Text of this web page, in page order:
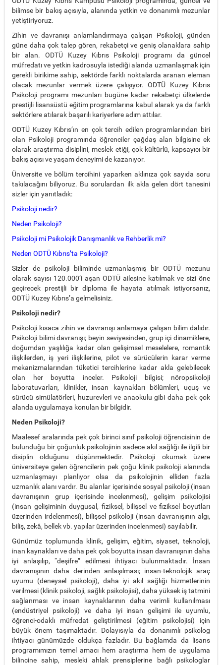
bilimse bir bakış açısıyla, alanında yetkin ve donanımlı mezunlar
yetiştiriyoruz.
Zihin ve davranışı anlamlandırmaya çalışan Psikoloji, günden
güne daha çok talep gören, rekabetçi ve geniş olanaklara sahip
bir alan. ODTÜ Kuzey Kıbrıs Psikoloji programı da güncel
müfredatı ve yetkin kadrosuyla istediği alanda uzmanlaşmak için
gerekli birikime sahip, sektörde farklı noktalarda aranan eleman
olacak mezunlar vermek üzere çalışıyor. ODTÜ Kuzey Kıbrıs
Psikoloji programı mezunları bugüne kadar rekabetçi ülkelerde
prestijli lisansüstü eğitim programlarına kabul alarak ya da farklı
sektörlere atılarak başarılı kariyerlere adım attılar.
ODTÜ Kuzey Kıbrıs’ın en çok tercih edilen programlarından biri
olan Psikoloji programında öğrenciler çağdaş alan bilgisine ek
olarak araştırma disiplini, meslek etiği, çok kültürlü, kapsayıcı bir
bakış açısı ve yaşam deneyimi de kazanıyor.
Üniversite ve bölüm tercihini yaparken aklınıza çok sayıda soru
takılacağını biliyoruz. Bu sorulardan ilk akla gelen dört tanesini
sizler için yanıtladık:
Psikoloji nedir?
Neden Psikoloji?
Psikoloji mi Psikolojik Danışmanlık ve Rehberlik mi?
Neden ODTÜ Kıbrıs’ta Psikoloji?
Sizler de psikoloji biliminde uzmanlaşmış bir ODTÜ mezunu
olarak sayısı 120.000’i aşan ODTÜ ailesine katılmak ve sizi öne
geçirecek prestijli bir diploma ile hayata atılmak istiyorsanız,
ODTÜ Kuzey Kıbrıs’a gelmelisiniz.
Psikoloji nedir?
Psikoloji kısaca zihin ve davranışı anlamaya çalışan bilim dalıdır.
Psikoloji bilimi davranışı; beyin seviyesinden, grup içi dinamiklere,
doğumdan yaşlılığa kadar olan gelişimsel meselelere, romantik
ilişkilerden, iş yeri ilişkilerine, pilot ve sürücülerin karar verme
mekanizmalarından tüketici tercihlerine kadar akla gelebilecek
olan her boyutta inceler. Psikoloji bilgisi; nöropsikoloji
laboratuvarları, klinikler, insan kaynakları bölümleri, uçuş ve
sürücü simülatörleri, huzurevleri ve anaokulu gibi daha pek çok
alanda uygulamaya konulan bir bilgidir.
Neden Psikoloji?
Maalesef aralarında pek çok birinci sınıf psikoloji öğrencisinin de
bulunduğu bir çoğunluk psikolojinin sadece akıl sağlığı ile ilgili bir
disiplin olduğunu düşünmektedir. Psikoloji okumak üzere
üniversiteye gelen öğrencilerin pek çoğu klinik psikoloji alanında
uzmanlaşmayı planlıyor olsa da psikolojinin elliden fazla
uzmanlık alanı vardır. Bu alanlar içerisinde sosyal psikoloji (insan
davranışının grup içerisinde incelenmesi), gelişim psikolojisi
(insan gelişiminin duygusal, fiziksel, bilişsel ve fiziksel boyutları
üzerinden irdelenmesi), bilişsel psikoloji (insan davranışının algı,
biliş, zekâ, bellek vb. yapılar üzerinden incelenmesi) sayılabilir.
Günümüz toplumunda klinik, gelişim, eğitim, siyaset, teknoloji,
inan kaynakları ve daha pek çok boyutta insan davranışının daha
iyi anlaşılıp, “deşifre” edilmesi ihtiyacı bulunmaktadır. İnsan
davranışının daha derinden anlaşılması; insan-teknolojik araç
uyumu (deneysel psikoloji), daha iyi akıl sağlığı hizmetlerinin
verilmesi (klinik psikoloji, sağlık psikolojisi), daha yüksek iş tatmini
sağlanması ve insan kaynaklarının daha verimli kullanılması
(endüstriyel psikoloji) ve daha iyi insan gelişimi ile uyumlu,
öğrenci-odaklı müfredat geliştirilmesi (eğitim psikolojisi) için
büyük önem taşımaktadır. Dolayısıyla da donanımlı psikolog
ihtiyacı günümüzde oldukça fazladır. Bu bağlamda da lisans
programımızın temel amacı hem araştırma hem de uygulama
bilincine sahip, mesleki ahlak prensiplerine bağlı psikologlar